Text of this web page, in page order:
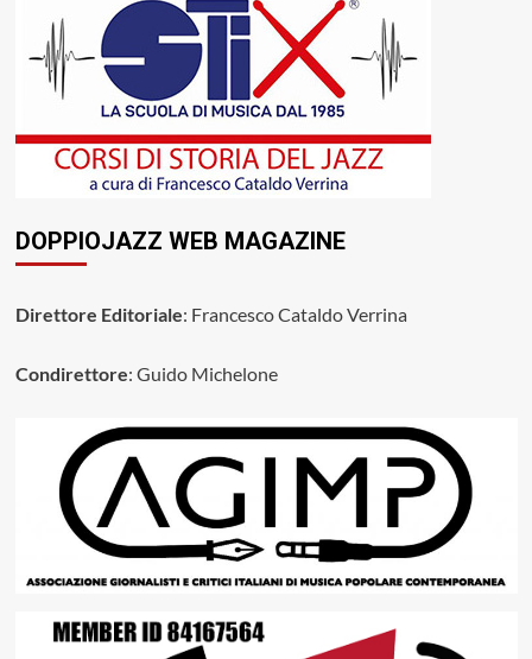
DOPPIOJAZZ WEB MAGAZINE
Direttore Editoriale: Francesco Cataldo Verrina
Condirettore: Guido Michelone